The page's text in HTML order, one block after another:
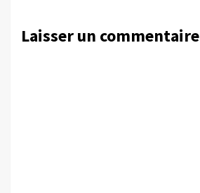
Laisser un commentaire